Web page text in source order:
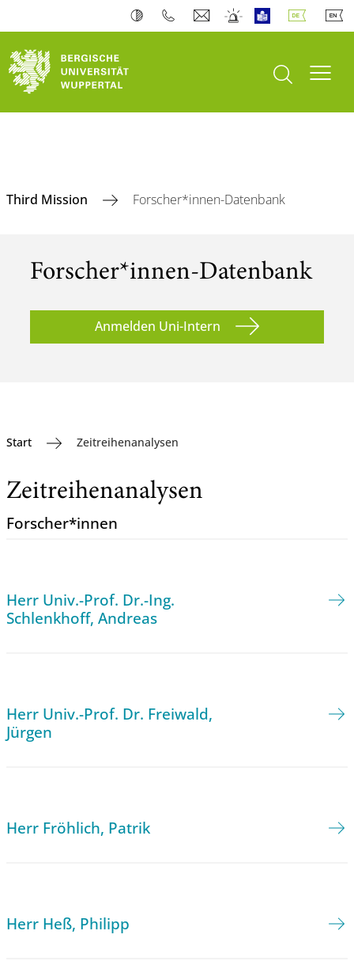
Suche öffnen
Third Mission Forscher*innen-Datenbank
Forscher*innen-Datenbank
Anmelden Uni-Intern
Start Zeitreihenanalysen
Zeitreihenanalysen
Forscher*innen
Herr Univ.-Prof. Dr.-Ing.
Schlenkhoff, Andreas
Herr Univ.-Prof. Dr. Freiwald,
Jürgen
Herr Fröhlich, Patrik
Herr Heß, Philipp